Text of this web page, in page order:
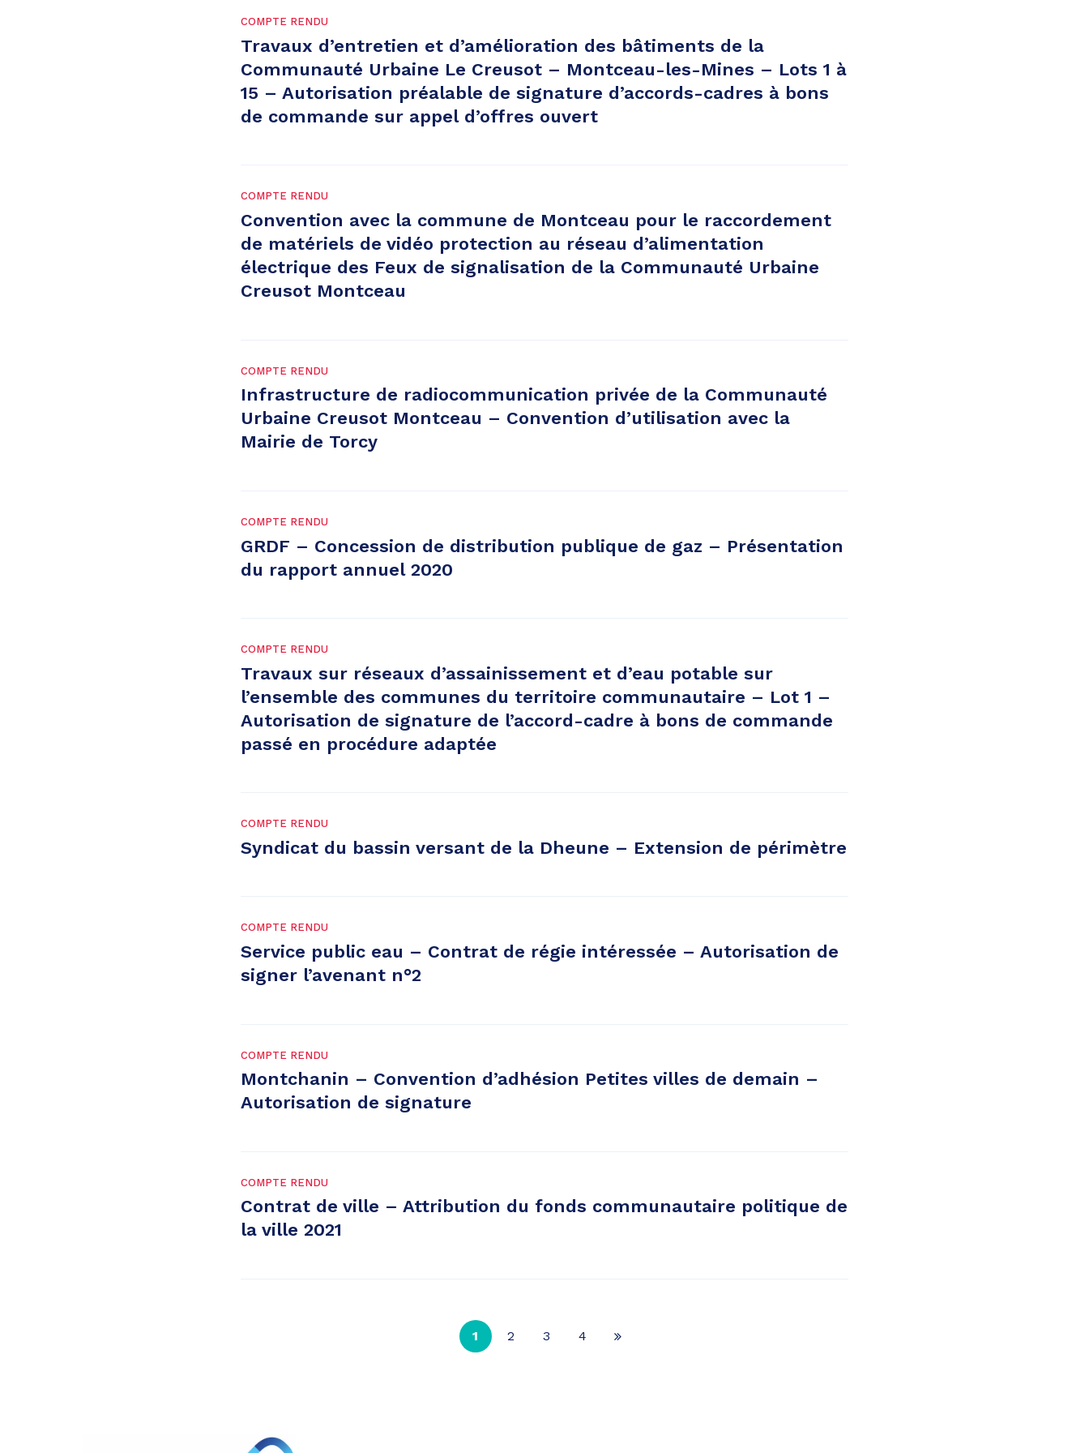
COMPTE RENDU
Travaux d’entretien et d’amélioration des bâtiments de la
Communauté Urbaine Le Creusot – Montceau-les-Mines – Lots 1 à
15 – Autorisation préalable de signature d’accords-cadres à bons
de commande sur appel d’offres ouvert
COMPTE RENDU
Convention avec la commune de Montceau pour le raccordement
de matériels de vidéo protection au réseau d’alimentation
électrique des Feux de signalisation de la Communauté Urbaine
Creusot Montceau
COMPTE RENDU
Infrastructure de radiocommunication privée de la Communauté
Urbaine Creusot Montceau – Convention d’utilisation avec la
Mairie de Torcy
COMPTE RENDU
GRDF – Concession de distribution publique de gaz – Présentation
du rapport annuel 2020
COMPTE RENDU
Travaux sur réseaux d’assainissement et d’eau potable sur
l’ensemble des communes du territoire communautaire – Lot 1 –
Autorisation de signature de l’accord-cadre à bons de commande
passé en procédure adaptée
COMPTE RENDU
Syndicat du bassin versant de la Dheune – Extension de périmètre
COMPTE RENDU
Service public eau – Contrat de régie intéressée – Autorisation de
signer l’avenant n°2
COMPTE RENDU
Montchanin – Convention d’adhésion Petites villes de demain –
Autorisation de signature
COMPTE RENDU
Contrat de ville – Attribution du fonds communautaire politique de
la ville 2021
1 2 3 4
Page